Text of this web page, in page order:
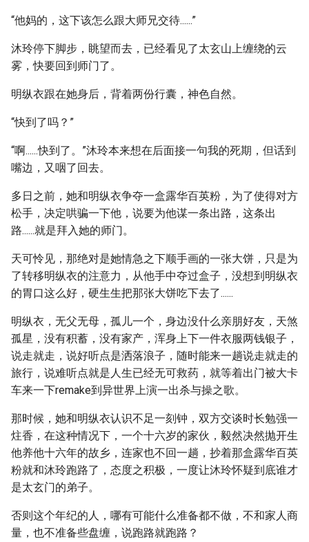
“他妈的，这下该怎么跟大师兄交待......”
沐玲停下脚步，眺望而去，已经看见了太玄山上缠绕的云
雾，快要回到师门了。
明纵衣跟在她身后，背着两份行囊，神色自然。
“快到了吗？”
“啊......快到了。”沐玲本来想在后面接一句我的死期，但话到
嘴边，又咽了回去。
多日之前，她和明纵衣争夺一盒露华百英粉，为了使得对方
松手，决定哄骗一下他，说要为他谋一条出路，这条出
路......就是拜入她的师门。
天可怜见，那绝对是她情急之下顺手画的一张大饼，只是为
了转移明纵衣的注意力，从他手中夺过盒子，没想到明纵衣
的胃口这么好，硬生生把那张大饼吃下去了......
明纵衣，无父无母，孤儿一个，身边没什么亲朋好友，天煞
孤星，没有积蓄，没有家产，浑身上下一件衣服两钱银子，
说走就走，说好听点是洒落浪子，随时能来一趟说走就走的
旅行，说难听点就是人生已经无可救药，就等着出门被大卡
车来一下remake到异世界上演一出杀与操之歌。
那时候，她和明纵衣认识不足一刻钟，双方交谈时长勉强一
炷香，在这种情况下，一个十六岁的家伙，毅然决然抛开生
他养他十六年的故乡，连家也不回一趟，抄着那盒露华百英
粉就和沐玲跑路了，态度之积极，一度让沐玲怀疑到底谁才
是太玄门的弟子。
否则这个年纪的人，哪有可能什么准备都不做，不和家人商
量，也不准备些盘缠，说跑路就跑路？